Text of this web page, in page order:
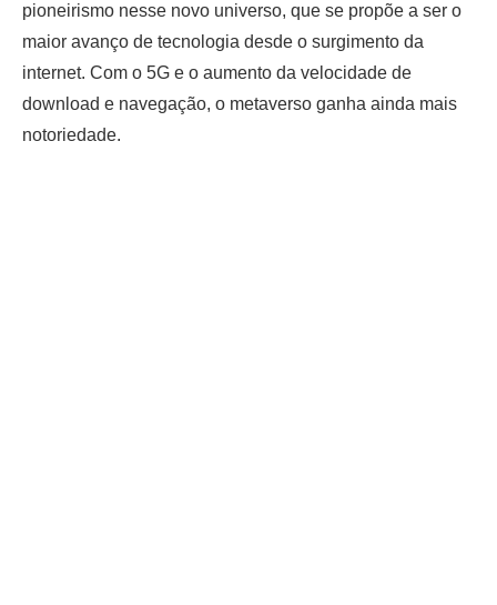
pioneirismo nesse novo universo, que se propõe a ser o
maior avanço de tecnologia desde o surgimento da
internet. Com o 5G e o aumento da velocidade de
download e navegação, o metaverso ganha ainda mais
notoriedade.